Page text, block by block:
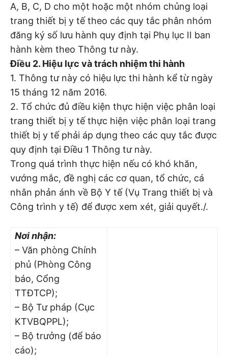
A, B, C, D cho một hoặc một nhóm chủng loại
trang thiết bị y tế theo các quy tắc phân nhóm
đăng ký số lưu hành quy định tại Phụ lục II ban
hành kèm theo Thông tư này.
Điều 2. Hiệu lực và trách nhiệm thi hành
1. Thông tư này có hiệu lực thi hành kể từ ngày
15 tháng 12 năm 2016.
2. Tổ chức đủ điều kiện thực hiện việc phân loại
trang thiết bị y tế thực hiện việc phân loại trang
thiết bị y tế phải áp dụng theo các quy tắc được
quy định tại Điều 1 Thông tư này.
Trong quá trình thực hiện nếu có khó khăn,
vướng mắc, đề nghị các cơ quan, tổ chức, cá
nhân phản ánh về Bộ Y tế (Vụ Trang thiết bị và
Công trình y tế) để được xem xét, giải quyết./.
Nơi nhận:
– Văn phòng Chính
phủ (Phòng Công
báo, Cổng
TTĐTCP);
– Bộ Tư pháp (Cục
KTVBQPPL);
– Bộ trưởng (để báo
cáo);